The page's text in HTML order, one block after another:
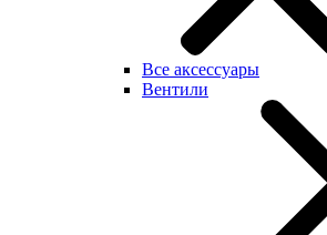
Все аксессуары
Вентили